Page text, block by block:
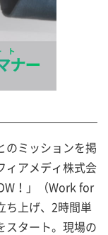
のミッションを掲
ィアメディ株式会
！」（Work for
上げ、2時間単
スタート。現場の